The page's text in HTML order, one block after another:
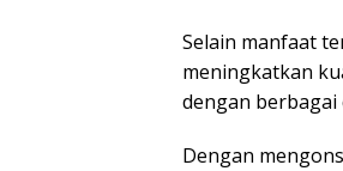
Selain manfaat
meningkatkan
dengan berbagai
Dengan